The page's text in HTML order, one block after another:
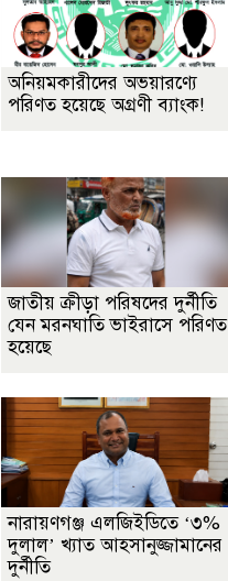
অনিয়মকারীদের অভয়ারণ্যে
পরিণত হয়েছে অগ্রণী ব্যাংক!
জাতীয় ক্রীড়া পরিষদের দুর্নীতি
যেন মরনঘাতি ভাইরাসে পরিণত
হয়েছে
নারায়ণগঞ্জ এলজিইডিতে ‘৩%
দুলাল’ খ্যাত আহসানুজ্জামানের
দুর্নীতি